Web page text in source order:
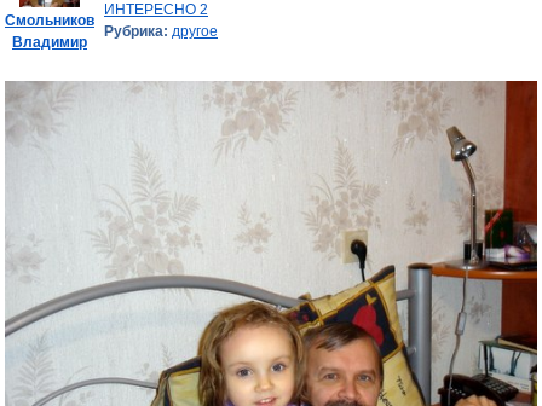
Смольников
Владимир
ИНТЕРЕСНО 2
Рубрика: другое